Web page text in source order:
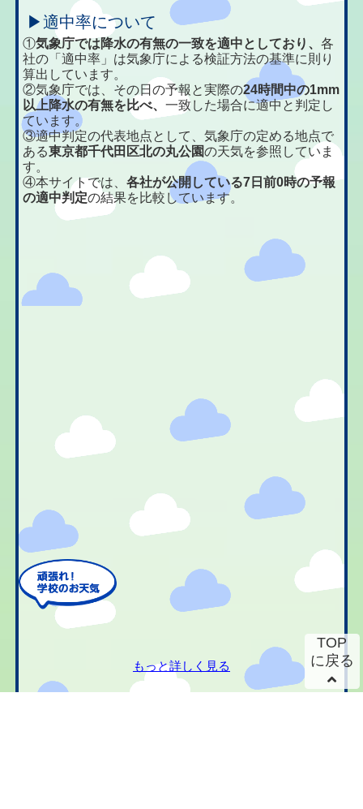
▶適中率について
①気象庁では降水の有無の一致を適中としており、各
社の「適中率」は気象庁による検証方法の基準に則り
算出しています。
②気象庁では、その日の予報と実際の24時間中の1mm
以上降水の有無を比べ、一致した場合に適中と判定し
ています。
③適中判定の代表地点として、気象庁の定める地点で
ある東京都千代田区北の丸公園の天気を参照していま
す。
④本サイトでは、各社が公開している7日前0時の予報
の適中判定の結果を比較しています。
もっと詳しく見る
TOP
に戻る